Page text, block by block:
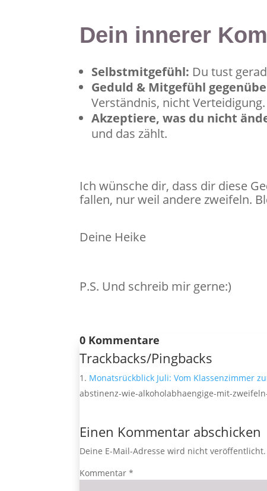
Dein innerer
Selbstmitgefühl: Du tust
Geduld & Mitgefühl
Verständnis, nicht Verteidigung.
Akzeptiere, was du nicht
und das zählt.
Ich wünsche dir, dass dir diese
fallen, nur weil andere zweifeln.
Deine Heike
P.S. Und schreib mir gerne:)
0 Kommentare
Trackbacks/Pingbacks
Monatsrückblick Juli: Vom Klassenzimmer
abstinenz-wie-alkoholabhaengige-mit-
Einen Kommentar abschicken
Deine E-Mail-Adresse wird nicht veröffentlicht.
Kommentar*